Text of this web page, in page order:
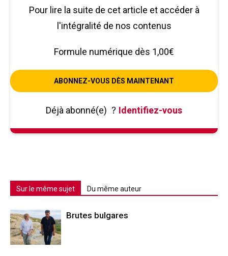
Pour lire la suite de cet article et accéder à
l'intégralité de nos contenus
Formule numérique dès 1,00€
ABONNEZ-VOUS DÈS MAINTENANT
Déjà abonné(e) ? Identifiez-vous
Sur le même sujet Du même auteur
Brutes bulgares